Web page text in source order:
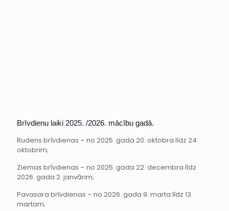
Brīvdienu laiki 2025. /2026. mācību gadā.
Rudens brīvdienas – no 2025. gada 20. oktobra līdz 24.
oktobrim;
Ziemas brīvdienas – no 2025. gada 22. decembra līdz
2026. gada 2. janvārim;
Pavasara brīvdienas – no 2026. gada 9. marta līdz 13.
martam;